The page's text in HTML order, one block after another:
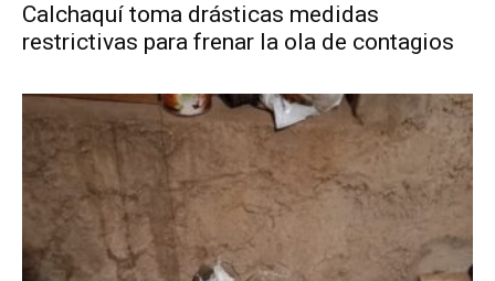
Calchaquí toma drásticas medidas
restrictivas para frenar la ola de contagios